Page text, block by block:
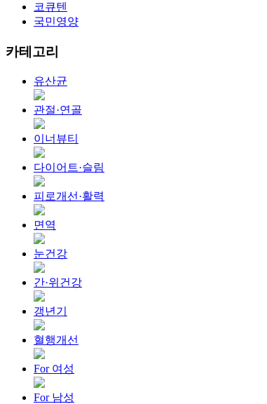
코큐텐
국민영양
카테고리
유산균
관절·연골
이너뷰티
다이어트·슬림
피로개선·활력
면역
눈건강
간·위건강
갱년기
혈행개선
For 여성
For 남성